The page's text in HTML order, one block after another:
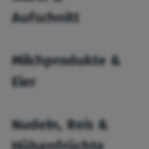
Aufschnitt
Milchprodukte &
Eier
Nudeln, Reis &